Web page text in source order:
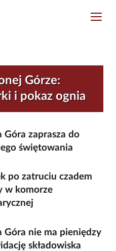
Górze:
i pokaz ognia
Góra zaprasza do
świętowania
po zatruciu czadem
w komorze
Góra nie ma pieniędzy
składowiska